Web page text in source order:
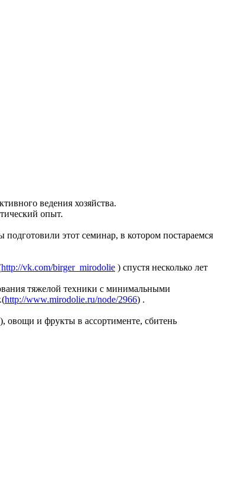
ведения хозяйства.
опыт.
этот семинар, в котором постараемся
http://vk.com/birger_mirodolie ) спустя несколько лет
тяжелой техники с минимальными
http://www.mirodolie.ru/node/2966) .
овощи и фрукты в ассортименте, сбитень